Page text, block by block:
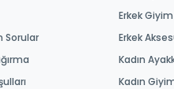
Sorular
Erkek Giyim
Erkek
Kadın
Kadın